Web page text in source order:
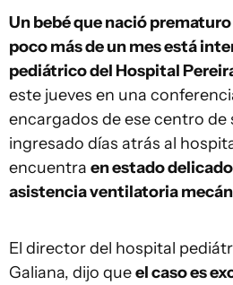
Un bebé que nació
poco más de un mes está
pediátrico del Hospital
este jueves en una
encargados de ese centro de
ingresado días atrás al
encuentra en estado
asistencia ventilatoria
El director del hospital
Galiana, dijo queel caso es